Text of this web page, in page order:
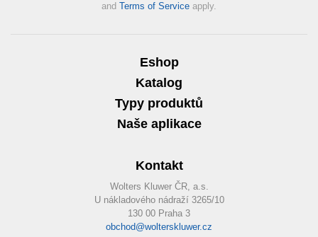
and Terms of Service apply.
Eshop
Katalog
Typy produktů
Naše aplikace
Kontakt
Wolters Kluwer ČR, a.s.
U nákladového nádraží 3265/10
130 00 Praha 3
obchod@wolterskluwer.cz